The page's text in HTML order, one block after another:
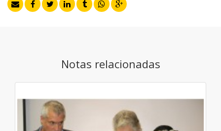
Notas relacionadas